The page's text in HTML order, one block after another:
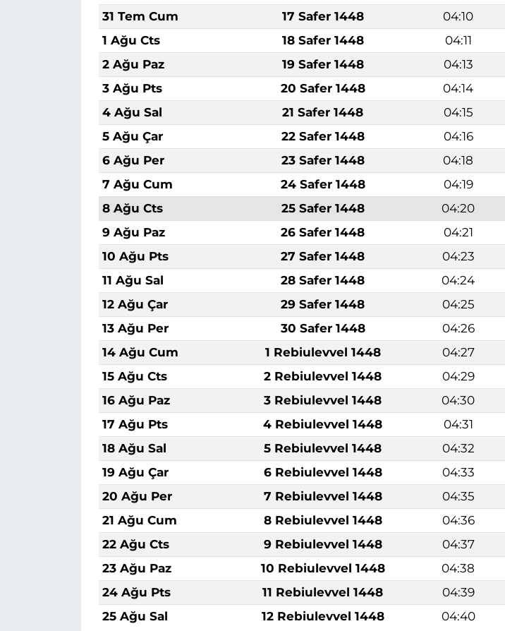
31 Tem Cum
17 Safer 1448 04:10
1 Ağu Cts
18 Safer 1448 04:11
2 Ağu Paz
19 Safer 1448 04:13
3 Ağu Pts
20 Safer 1448 04:14
4 Ağu Sal
21 Safer 1448 04:15
5 Ağu Çar
22 Safer 1448 04:16
6 Ağu Per
23 Safer 1448 04:18
7 Ağu Cum
24 Safer 1448 04:19
8 Ağu Cts
25 Safer 1448 04:20
9 Ağu Paz
26 Safer 1448 04:21
10 Ağu Pts
27 Safer 1448 04:23
11 Ağu Sal
28 Safer 1448 04:24
12 Ağu Çar
29 Safer 1448 04:25
13 Ağu Per
30 Safer 1448 04:26
14 Ağu Cum
1 Rebiulevvel 1448 04:27
15 Ağu Cts
2 Rebiulevvel 1448 04:29
16 Ağu Paz
3 Rebiulevvel 1448 04:30
17 Ağu Pts
4 Rebiulevvel 1448 04:31
18 Ağu Sal
5 Rebiulevvel 1448 04:32
19 Ağu Çar
6 Rebiulevvel 1448 04:33
20 Ağu Per
7 Rebiulevvel 1448 04:35
21 Ağu Cum
8 Rebiulevvel 1448 04:36
22 Ağu Cts
9 Rebiulevvel 1448 04:37
23 Ağu Paz
10 Rebiulevvel 1448 04:38
24 Ağu Pts
11 Rebiulevvel 1448 04:39
25 Ağu Sal
12 Rebiulevvel 1448 04:40